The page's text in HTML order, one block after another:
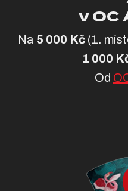
v OC
Na 5 000 Kč(1.
1 000
Od